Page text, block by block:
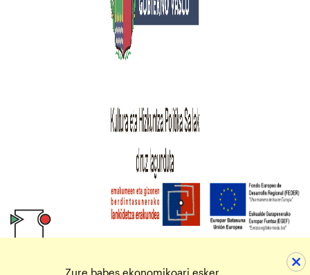
Zure babes ekonomikoari esker